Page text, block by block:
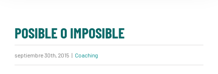
POSIBLE O IMPOSIBLE
septiembre 30th, 2015 | Coaching